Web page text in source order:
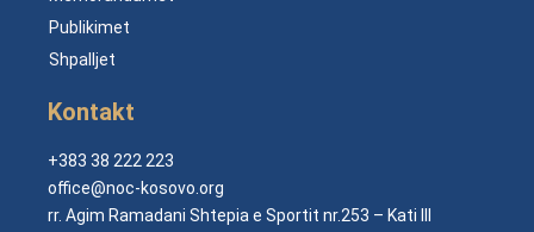
Publikimet
Shpalljet
Kontakt
+383 38 222 223
office@noc-kosovo.org
rr. Agim Ramadani Shtepia e Sportit nr.253 – Kati III